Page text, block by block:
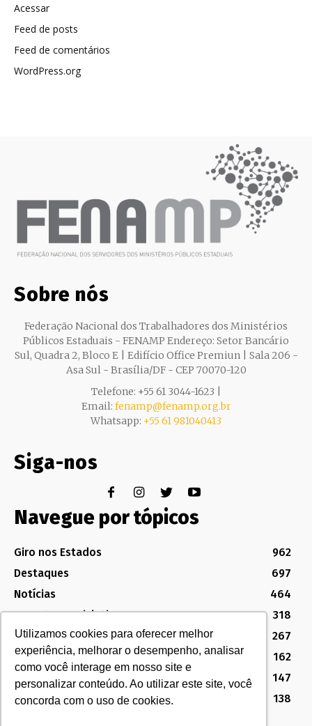
Utilizamos cookies para oferecer melhor
experiência, melhorar o desempenho, analisar
como você interage em nosso site e
personalizar conteúdo. Ao utilizar este site, você
concorda com o uso de cookies.
Acessar
Feed de posts
Feed de comentários
WordPress.org
Sobre nós
Federação Nacional dos Trabalhadores dos Ministérios
Públicos Estaduais - FENAMP Endereço: Setor Bancário
Sul, Quadra 2, Bloco E | Edifício Office Premiun | Sala 206 -
Asa Sul - Brasília/DF - CEP 70070-120
Telefone: +55 61 3044-1623 |
Email: fenamp@fenamp.org.br
Whatsapp: +55 61 981040413
Siga-nos
Navegue por tópicos
Giro nos Estados
962
Destaques
697
Notícias
464
Assuntos Legislativos
318
Política Sindical e Institucional
267
Destaques do Legislativo
162
Notícias do Congresso
147
MG
138